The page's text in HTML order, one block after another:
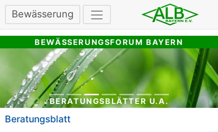
Bewässerung
BEWÄSSERUNGSFORUM BAYERN
BERATUNGSBLÄTTER U.A.
Beratungsblatt